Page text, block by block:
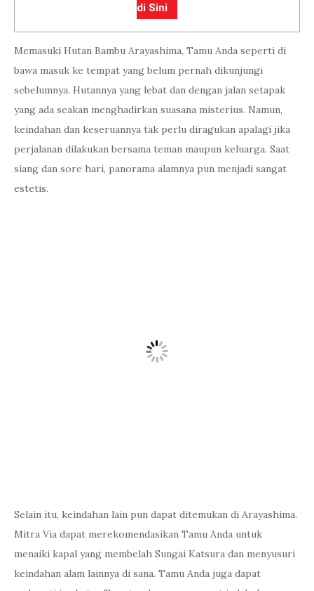
di Sini
Memasuki Hutan Bambu Arayashima, Tamu Anda seperti di
bawa masuk ke tempat yang belum pernah dikunjungi
sebelumnya. Hutannya yang lebat dan dengan jalan setapak
yang ada seakan menghadirkan suasana misterius. Namun,
keindahan dan keseruannya tak perlu diragukan apalagi jika
perjalanan dilakukan bersama teman maupun keluarga. Saat
siang dan sore hari, panorama alamnya pun menjadi sangat
estetis.
Selain itu, keindahan lain pun dapat ditemukan di Arayashima.
Mitra Via dapat merekomendasikan Tamu Anda untuk
menaiki kapal yang membelah Sungai Katsura dan menyusuri
keindahan alam lainnya di sana. Tamu Anda juga dapat